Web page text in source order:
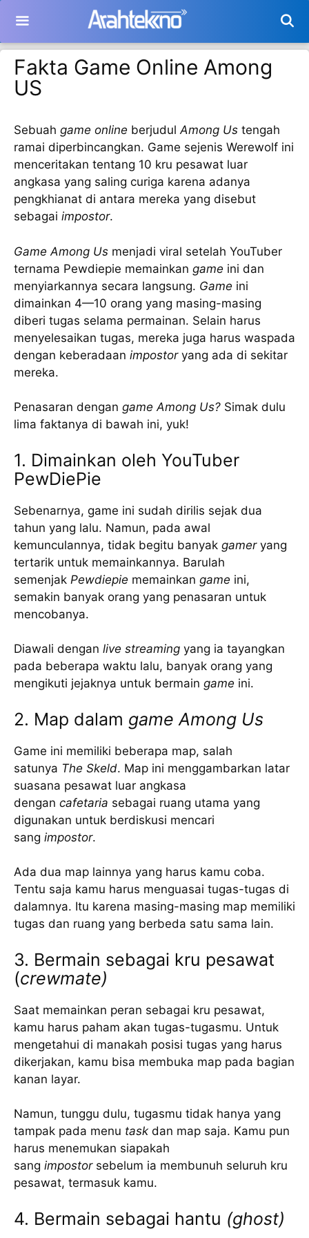
isi
Fakta Game Online Among
US
Sebuah game online berjudulAmong Us tengah
ramai diperbincangkan. Game sejenis Werewolf ini
menceritakan tentang 10 kru pesawat luar
angkasa yang saling curiga karena adanya
pengkhianat di antara mereka yang disebut
sebagai impostor.
Game Among Us menjadi viral setelah YouTuber
ternama Pewdiepie memainkan game ini dan
menyiarkannya secara langsung. Game ini
dimainkan 4—10 orang yang masing-masing
diberi tugas selama permainan. Selain harus
menyelesaikan tugas, mereka juga harus waspada
dengan keberadaan impostor yang ada di sekitar
mereka.
Penasaran dengan gameAmong Us? Simak dulu
lima faktanya di bawah ini, yuk!
1. Dimainkan oleh YouTuber
PewDiePie
Sebenarnya, game ini sudah dirilis sejak dua
tahun yang lalu. Namun, pada awal
kemunculannya, tidak begitu banyak gameryang
tertarik untuk memainkannya. Barulah
semenjak Pewdiepie memainkan game ini,
semakin banyak orang yang penasaran untuk
mencobanya.
Diawali dengan live streaming yang ia tayangkan
pada beberapa waktu lalu, banyak orang yang
mengikuti jejaknya untuk bermain game ini.
2. Map dalam game Among Us
Game ini memiliki beberapa map, salah
satunya The Skeld. Map ini menggambarkan latar
suasana pesawat luar angkasa
dengan cafetaria sebagai ruang utama yang
digunakan untuk berdiskusi mencari
sang impostor.
Ada dua map lainnya yang harus kamu coba.
Tentu saja kamu harus menguasai tugas-tugas di
dalamnya. Itu karena masing-masing map memiliki
tugas dan ruang yang berbeda satu sama lain.
3. Bermain sebagai kru pesawat
(crewmate)
Saat memainkan peran sebagai kru pesawat,
kamu harus paham akan tugas-tugasmu. Untuk
mengetahui di manakah posisi tugas yang harus
dikerjakan, kamu bisa membuka map pada bagian
kanan layar.
Namun, tunggu dulu, tugasmu tidak hanya yang
tampak pada menu task dan map saja. Kamu pun
harus menemukan siapakah
sang impostorsebelum ia membunuh seluruh kru
pesawat, termasuk kamu.
4. Bermain sebagai hantu (ghost)